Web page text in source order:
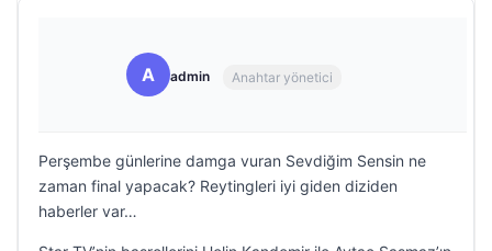
A admin Anahtar yönetici
Perşembe günlerine damga vuran Sevdiğim Sensin ne
zaman final yapacak? Reytingleri iyi giden diziden
haberler var…